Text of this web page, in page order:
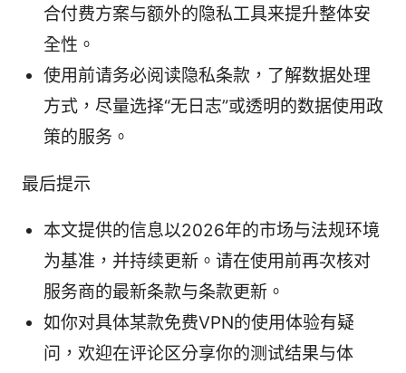
合付费方案与额外的隐私工具来提升整体安
全性。
使用前请务必阅读隐私条款，了解数据处理
方式，尽量选择“无日志”或透明的数据使用政
策的服务。
最后提示
本文提供的信息以2026年的市场与法规环境
为基准，并持续更新。请在使用前再次核对
服务商的最新条款与条款更新。
如你对具体某款免费VPN的使用体验有疑
问，欢迎在评论区分享你的测试结果与体